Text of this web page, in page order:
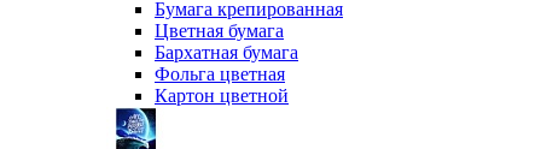
Бумага крепированная
Цветная бумага
Бархатная бумага
Фольга цветная
Картон цветной